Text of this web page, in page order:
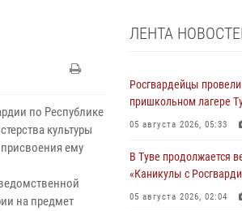
по Республике
культуры
ему
на предмет
ЛЕНТА
Росгвардейцы
пришкольном лагере
05 августа 2026, 05:33
В Туве продолжается
«Каникулы с
05 августа 2026, 02:04